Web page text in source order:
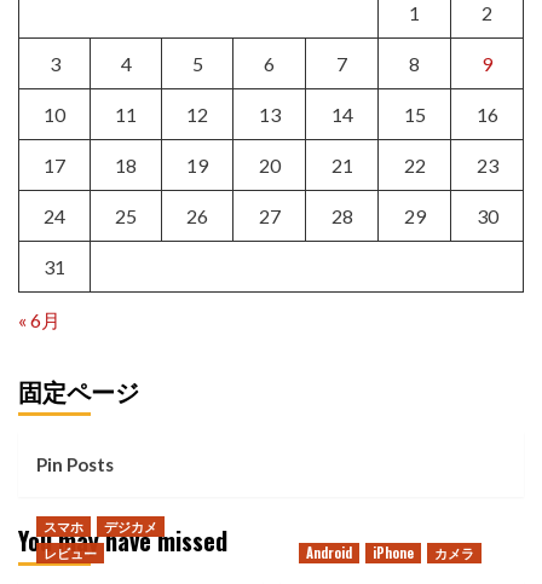
1 2
3 4 5 6 7 8 9
10 11 12 13 14 15 16
17 18 19 20 21 22 23
24 25 26 27 28 29 30
31
« 6月
固定ページ
Pin Posts
You may have missed
スマホ
デジカメ
レビュー
Android iPhone カメラ